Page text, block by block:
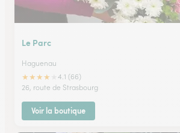
Le Parc
Haguenau
★★★★
4.1 (66)
26, route de Strasbourg
Voir la boutique